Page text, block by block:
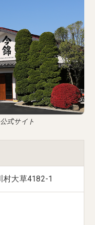
式サイト
村大草4182-1